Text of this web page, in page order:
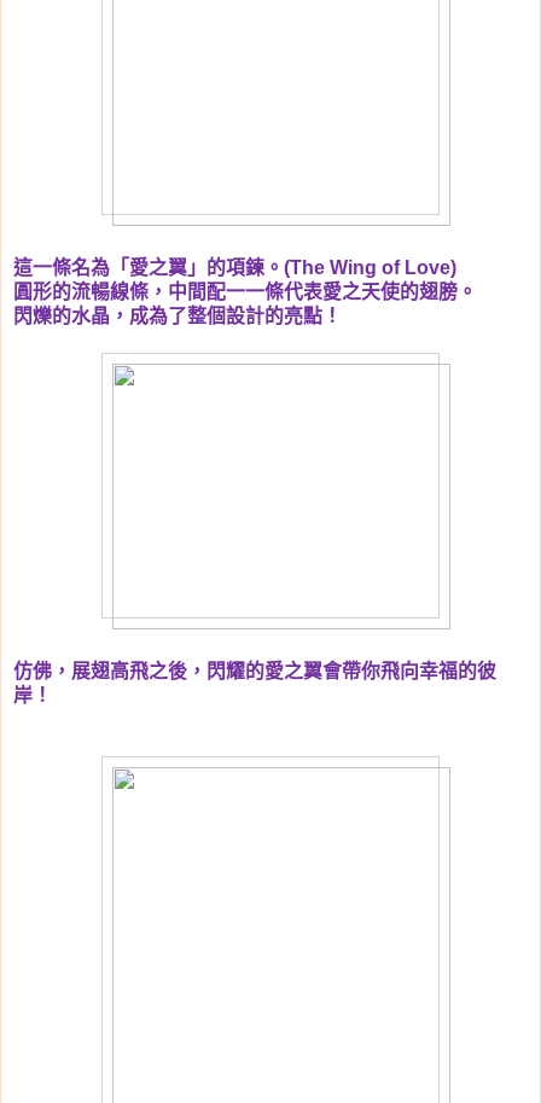
這一條名為「愛之翼」的項鍊。 (The Wing of Love)
圓形的流暢線條，中間配一一條代表愛之天使的翅膀。
閃爍的水晶，成為了整個設計的亮點！
仿佛，展翅高飛之後，閃耀的愛之翼會帶你飛向幸福的彼
岸！